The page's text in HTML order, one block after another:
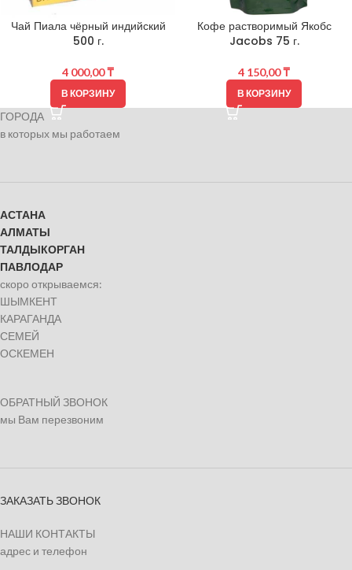
Чай Пиала чёрный индийский
500 г.
4 000,00₸
В КОРЗИНУ
Кофе растворимый Якобс
Jacobs 75 г.
4 150,00₸
В КОРЗИНУ
ГОРОДА
в которых мы работаем
АСТАНА
АЛМАТЫ
ТАЛДЫКОРГАН
ПАВЛОДАР
скоро открываемся:
ШЫМКЕНТ
КАРАГАНДА
СЕМЕЙ
ОСКЕМЕН
ОБРАТНЫЙ ЗВОНОК
мы Вам перезвоним
ЗАКАЗАТЬ ЗВОНОК
НАШИ КОНТАКТЫ
адрес и телефон